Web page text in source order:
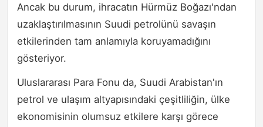
Ancak bu durum, ihracatın Hürmüz Boğazı'ndan
uzaklaştırılmasının Suudi petrolünü savaşın
etkilerinden tam anlamıyla koruyamadığını
gösteriyor.
Uluslararası Para Fonu da, Suudi Arabistan'ın
petrol ve ulaşım altyapısındaki çeşitliliğin, ülke
ekonomisinin olumsuz etkilere karşı görece